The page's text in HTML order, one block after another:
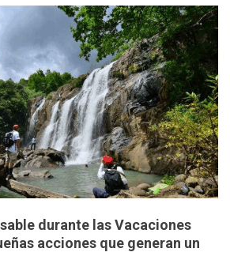
durante las Vacaciones
acciones que generan un